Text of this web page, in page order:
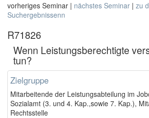
vorheriges Seminar | nächstes Seminar | zu
Suchergebnissenn
R71826
Wenn Leistungsberechtigte
tun?
Zielgruppe
Mitarbeitende der Leistungsabteilung im
Sozialamt (3. und 4. Kap.,sowie 7. Kap.),
Rechtsstelle